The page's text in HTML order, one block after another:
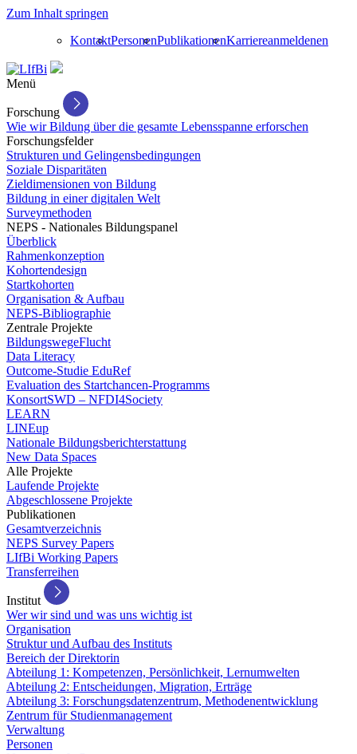
Zum Inhalt springen
KontaktPersonenPublikationenKarriereanmeldenen
Menü
Forschung
Wie wir Bildung über die gesamte Lebensspanne erforschen
Forschungsfelder
Strukturen und Gelingensbedingungen
Soziale Disparitäten
Zieldimensionen von Bildung
Bildung in einer digitalen Welt
Surveymethoden
NEPS - Nationales Bildungspanel
Überblick
Rahmenkonzeption
Kohortendesign
Startkohorten
Organisation & Aufbau
NEPS-Bibliographie
Zentrale Projekte
BildungswegeFlucht
Data Literacy
Outcome-Studie EduRef
Evaluation des Startchancen-Programms
KonsortSWD – NFDI4Society
LEARN
LINEup
Nationale Bildungsberichterstattung
New Data Spaces
Alle Projekte
Laufende Projekte
Abgeschlossene Projekte
Publikationen
Gesamtverzeichnis
NEPS Survey Papers
LIfBi Working Papers
Transferreihen
Institut
Wer wir sind und was uns wichtig ist
Organisation
Struktur und Aufbau des Instituts
Bereich der Direktorin
Abteilung 1: Kompetenzen, Persönlichkeit, Lernumwelten
Abteilung 2: Entscheidungen, Migration, Erträge
Abteilung 3: Forschungsdatenzentrum, Methodenentwicklung
Zentrum für Studienmanagement
Verwaltung
Personen